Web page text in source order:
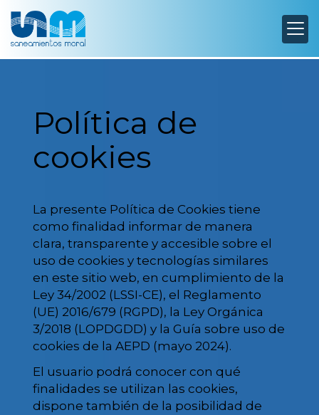
Política de
cookies
La presente Política de Cookies tiene
como finalidad informar de manera
clara, transparente y accesible sobre el
uso de cookies y tecnologías similares
en este sitio web, en cumplimiento de la
Ley 34/2002 (LSSI-CE), el Reglamento
(UE) 2016/679 (RGPD), la Ley Orgánica
3/2018 (LOPDGDD) y la Guía sobre uso de
cookies de la AEPD (mayo 2024).
El usuario podrá conocer con qué
finalidades se utilizan las cookies,
dispone también de la posibilidad de